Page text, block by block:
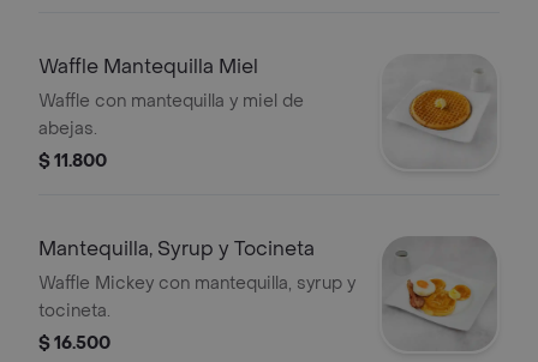
Waffle Mantequilla Miel
Waffle con mantequilla y miel de
abejas.
$ 11.800
Mantequilla, Syrup y Tocineta
Waffle Mickey con mantequilla, syrup y
tocineta.
$ 16.500